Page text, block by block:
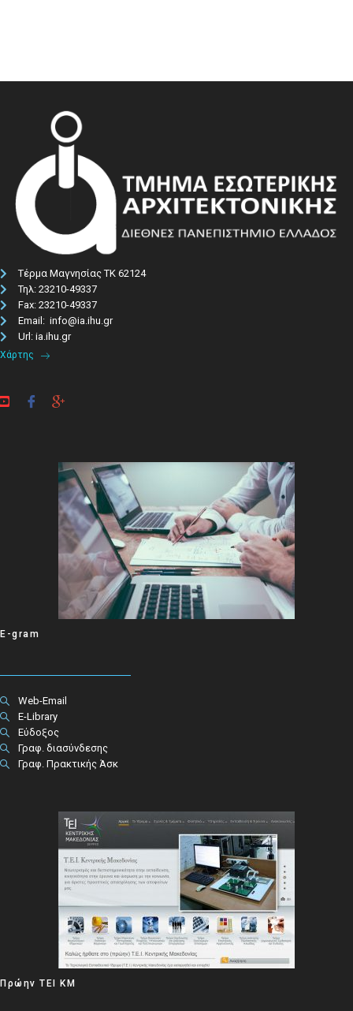
Τέρμα Μαγνησίας ΤΚ 62124
Τηλ: 23210-49337​
Fax: 23210-49337
Email: info@ia.ihu.gr
Url: ia.ihu.gr
Χάρτης
E-gram
Web-Email
E-Library
Εύδοξος
Γραφ. διασύνδεσης
Γραφ. Πρακτικής Άσκ
Πρώην ΤΕΙ ΚΜ